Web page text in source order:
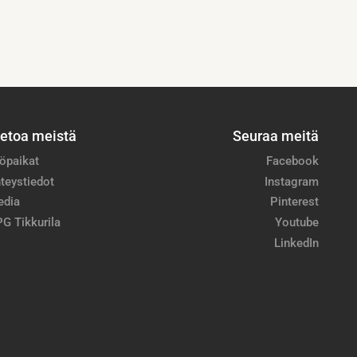
meistä
Tikkurila
Seuraa meitä
Facebook
Instagram
Pinterest
Youtube
LinkedIn